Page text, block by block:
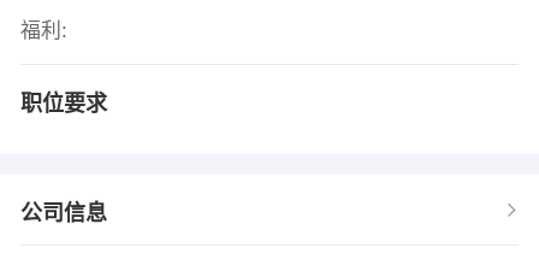
福利:
职位要求
公司信息